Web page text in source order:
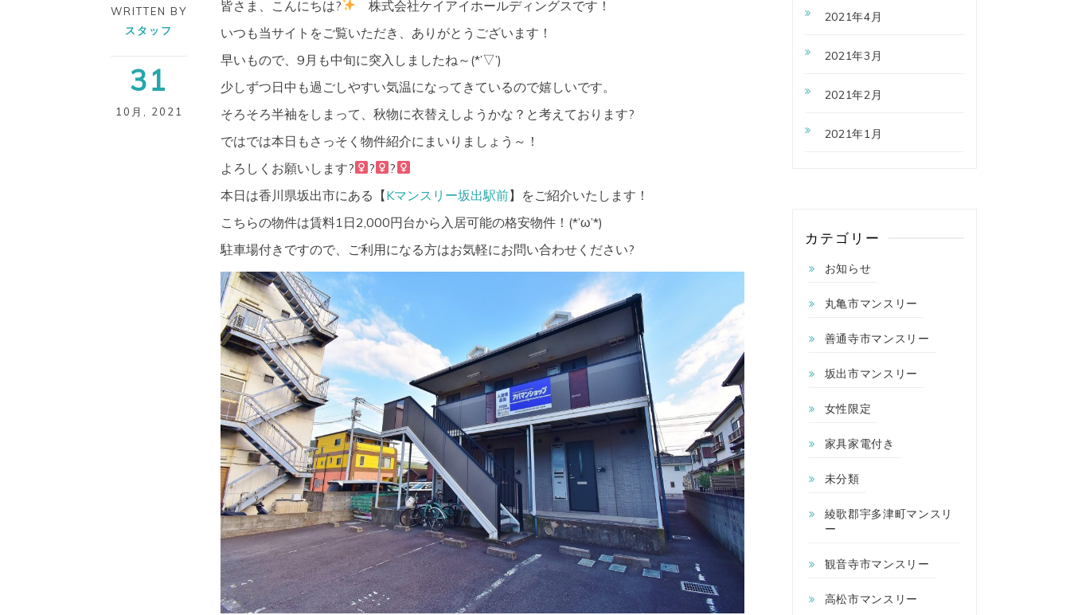
WRITTEN BY
スタッフ
31
10月 2021
皆さま、こんにちは?
株式会社ケイアイホールディングスです！
いつも当サイトをご覧いただき、ありがとうございます！
早いもので、9月も中旬に突入しましたね～(*’▽’)
少しずつ日中も過ごしやすい気温になってきているので嬉しいです。
そろそろ半袖をしまって、秋物に衣替えしようかな？と考えております?
ではでは本日もさっそく物件紹介にまいりましょう～！
よろしくお願いします?‍
?‍
?‍
本日は香川県坂出市にある【Kマンスリー坂出駅前】をご紹介いたします！
こちらの物件は賃料1日2,000円台から入居可能の格安物件！(*’ω’*)
駐車場付きですので、ご利用になる方はお気軽にお問い合わせください?
2021年4月
2021年3月
2021年2月
2021年1月
カテゴリー
お知らせ
丸亀市マンスリー
善通寺市マンスリー
坂出市マンスリー
女性限定
家具家電付き
未分類
綾歌郡宇多津町マンスリ
ー
観音寺市マンスリー
高松市マンスリー